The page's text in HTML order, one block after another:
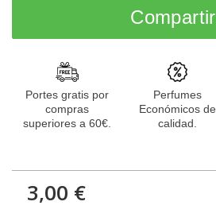
Compartir
Portes gratis por
compras
superiores a 60€.
Perfumes
Económicos de
calidad.
3,00 €